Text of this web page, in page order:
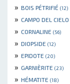
» BOIS PÉTRIFIÉ (12)
» CAMPO DEL CIELO
» CORNALINE (56)
» DIOPSIDE (12)
» EPIDOTE (20)
» GARNIÈRITE (23)
» HÉMATITE (18)